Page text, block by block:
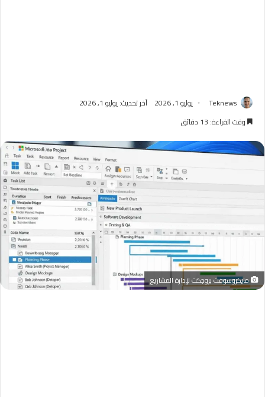
Teknews يوليو 1, 2026
آخر تحديث: يوليو 1, 2026
وقت القراءة: 13 دقائق
مايكروسوفت بروجكت لإدارة المشاريع